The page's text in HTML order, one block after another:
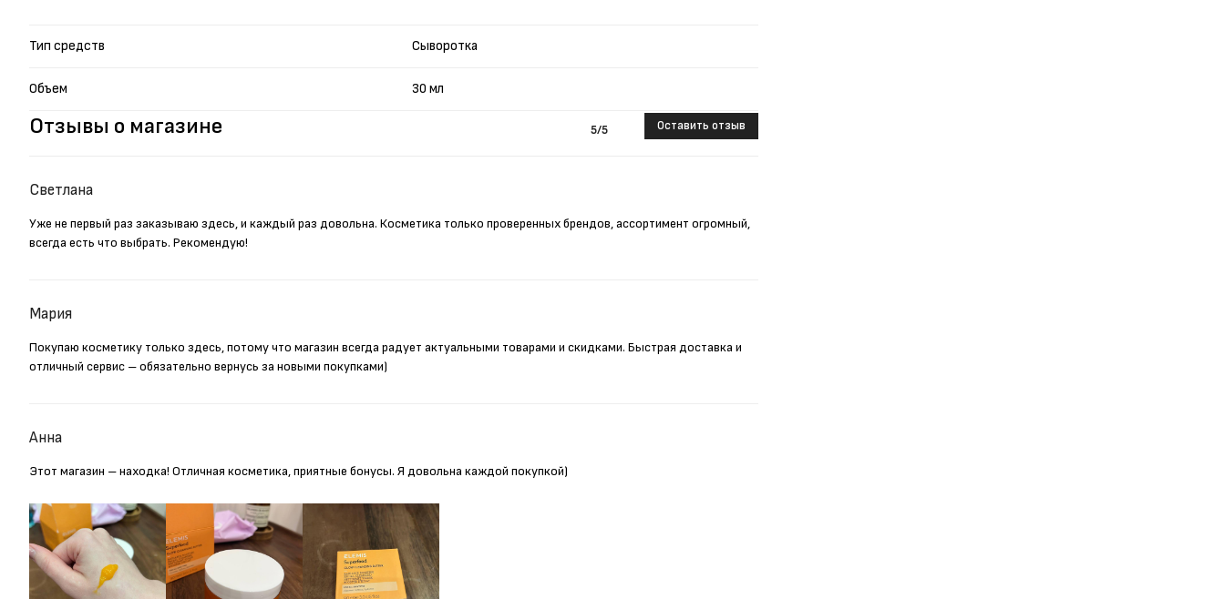
Отзывы о магазине 5/5 Оставить отзыв
Светлана
Уже не первый раз заказываю здесь, и каждый раз довольна. Косметика только проверенных брендов, ассортимент огромный,
всегда есть что выбрать. Рекомендую!
Мария
Покупаю косметику только здесь, потому что магазин всегда радует актуальными товарами и скидками. Быстрая доставка и
отличный сервис – обязательно вернусь за новыми покупками)
Анна
Этот магазин – находка! Отличная косметика, приятные бонусы. Я довольна каждой покупкой)
Тип средств Сыворотка
Объем 30 мл